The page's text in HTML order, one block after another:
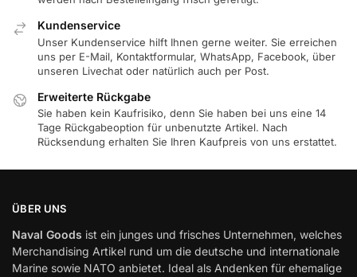
Kundenservice
Unser Kundenservice hilft Ihnen gerne weiter. Sie erreichen
uns per E-Mail, Kontaktformular, WhatsApp, Facebook, über
unseren Livechat oder natürlich auch per Post.
Erweiterte Rückgabe
Sie haben kein Kaufrisiko, denn Sie haben bei uns eine 14
Tage Rückgabeoption für unbenutzte Artikel. Nach
Rücksendung erhalten Sie Ihren Kaufpreis von uns erstattet.
ÜBER UNS
Naval Goods ist ein junges und frisches Unternehmen, welches
Merchandising Artikel rund um die deutsche und internationale
Marine sowie NATO anbietet. Ideal als Andenken für ehemalige